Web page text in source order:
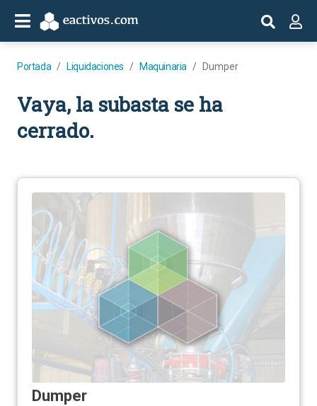
Portada Liquidaciones Maquinaria Dumper
Vaya, la subasta se ha
cerrado.
Dumper